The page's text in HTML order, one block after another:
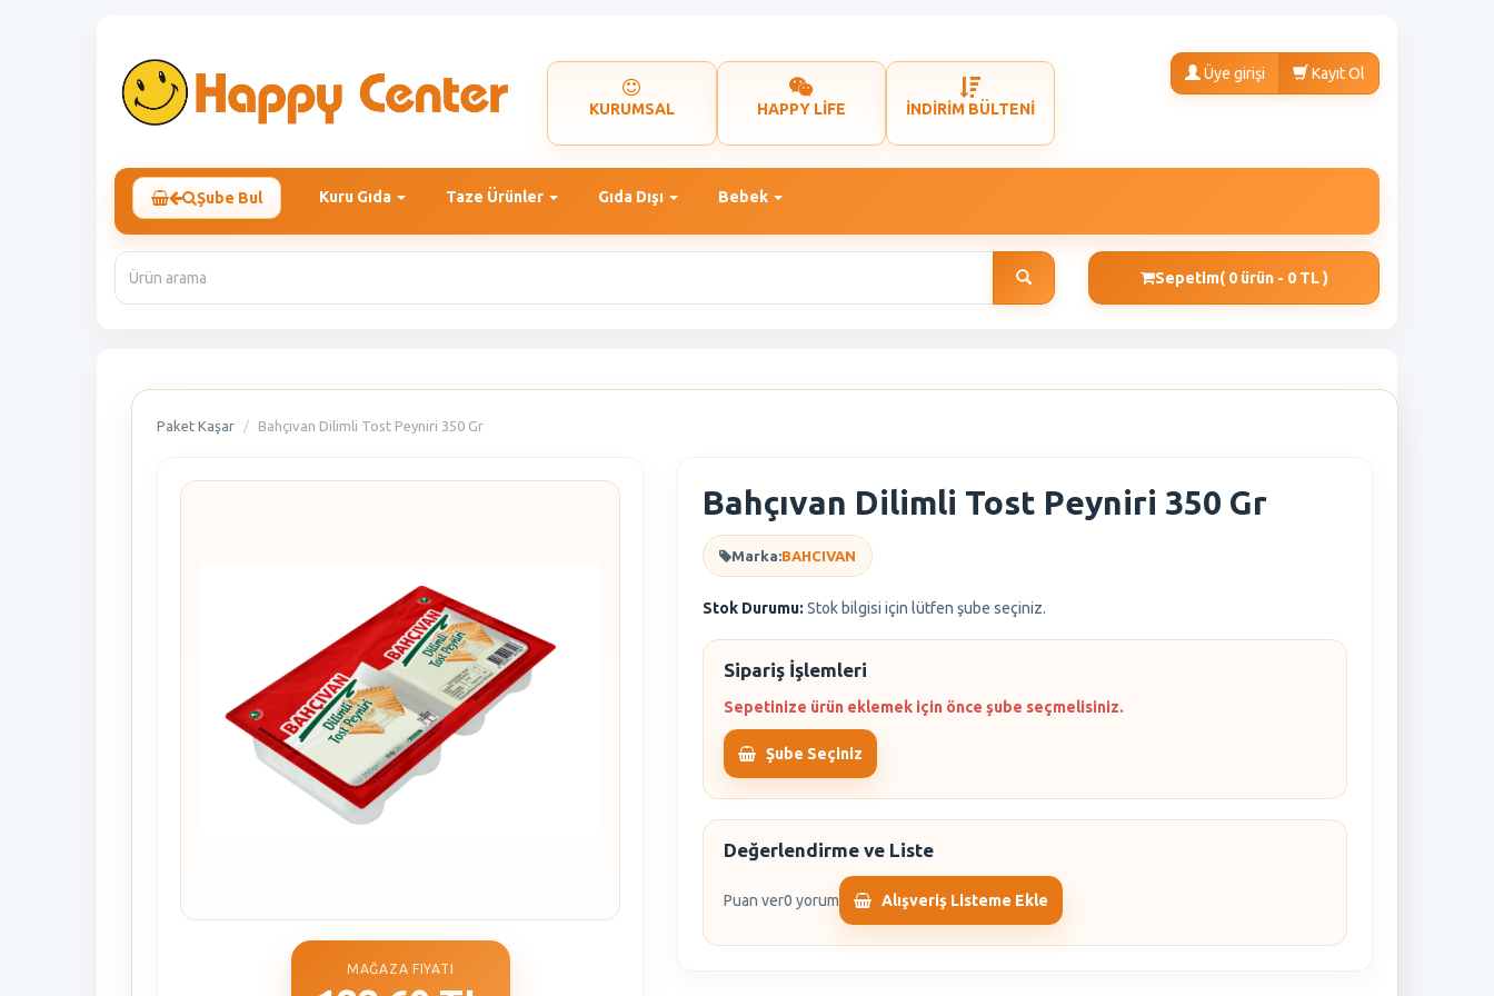
KURUMSAL HAPPY LİFE İNDİRİM BÜLTENİ
Üye girişi Kayıt Ol
Şube Bul Kuru Gıda Taze Ürünler Gıda Dışı Bebek
Sepetim( 0 ürün - 0 TL )
Paket Kaşar Bahçıvan Dilimli Tost Peyniri 350 Gr
MAĞAZA FIYATI
Bahçıvan Dilimli Tost Peyniri 350 Gr
Marka:BAHCIVAN
Stok Durumu: Stok bilgisi için lütfen şube seçiniz.
Sipariş İşlemleri
Sepetinize ürün eklemek için önce şube seçmelisiniz.
Şube Seçiniz
Değerlendirme ve Liste
Puan ver0 yorum Alışveriş Listeme Ekle